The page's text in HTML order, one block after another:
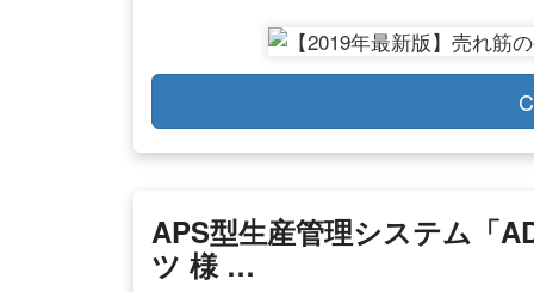
APS型生産管理システム「
ツ 様 …